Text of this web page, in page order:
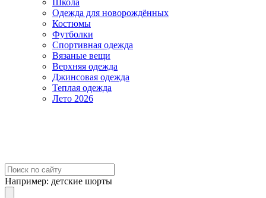
Одежда для новорождённых
Костюмы
Футболки
Спортивная одежда
Вязаные вещи
Верхняя одежда
Джинсовая одежда
Теплая одежда
Лето 2026
Например: детские шорты